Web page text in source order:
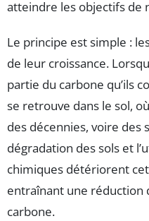
atteindre les objectifs de
Le principe est simple :
de leur croissance.
partie du carbone qu’ils
se retrouve dans le sol,
des décennies, voire des
dégradation des sols et
chimiques détériorent
entraînant une réduction
carbone.